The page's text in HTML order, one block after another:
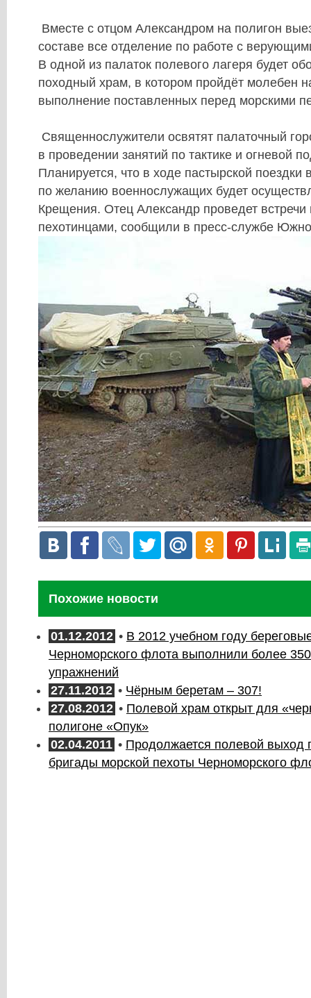
Вместе с отцом Александром на полигон
составе все отделение по работе с
В одной из палаток полевого лагеря будет
походный храм, в котором пройдёт молебен
выполнение поставленных перед морскими
Священнослужители освятят палаточный
в проведении занятий по тактике и огневой
Планируется, что в ходе пастырской поездки
по желанию военнослужащих будет
Крещения. Отец Александр проведет
пехотинцами, сообщили в пресс-службе
Похожие новости
01.12.2012 • В 2012 учебном году
Черноморского флота выполнили более
упражнений
27.11.2012 • Чёрным беретам – 307!
27.08.2012 • Полевой храм открыт для
полигоне «Опук»
02.04.2011 • Продолжается полевой выход
бригады морской пехоты Черноморского